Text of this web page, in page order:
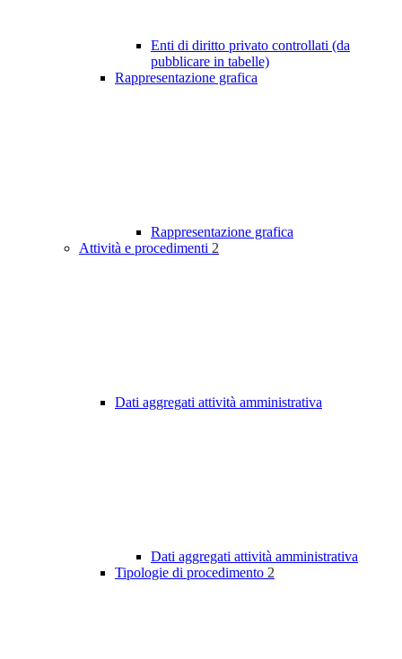
Enti di diritto privato controllati (da
pubblicare in tabelle)
Rappresentazione grafica
Rappresentazione grafica
Attività e procedimenti 2
Dati aggregati attività amministrativa
Dati aggregati attività amministrativa
Tipologie di procedimento 2